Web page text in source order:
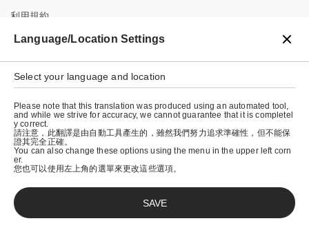
利用規約
プライバシーポリシー
特定商取引法に基づく表示
会社概要
© graniph inc.
Language/Location Settings
Select your language and location
Please note that this translation was produced using an automated tool,
and while we strive for accuracy, we cannot guarantee that it is completel
y correct.
請注意，此翻譯是由自動工具產生的，雖然我們努力追求準確性，但不能保
證其完全正確。
You can also change these options using the menu in the upper left corn
er.
您也可以使用左上角的選單來更改這些選項。
SAVE